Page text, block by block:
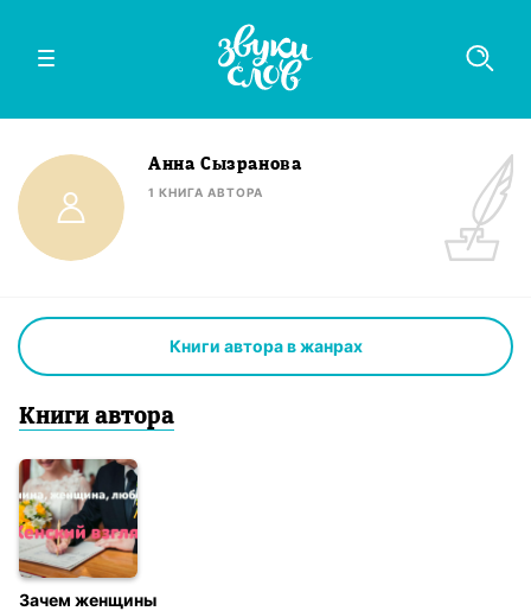
Анна Сызранова
1 КНИГА АВТОРА
Книги автора в жанрах
Книги автора
Зачем женщины